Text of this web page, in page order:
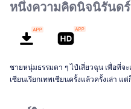
หนึ่งความคิดนิจนิรันดร์
ชายหนุ่มธรรมดา ๆ ไป๋เสี่ยวฉุน เพื่อที่จ
เซียนเรียกเทพเซียนครั้งแล้วครั้งเล่า